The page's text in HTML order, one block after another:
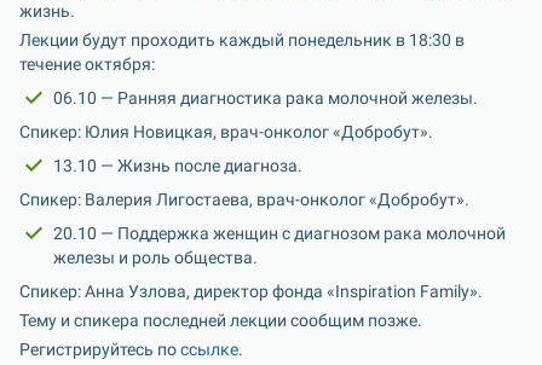
жизнь.
Лекции будут проходить каждый понедельник в 18:30 в
течение октября:
06.10 — Ранняя диагностика рака молочной железы.
Спикер: Юлия Новицкая, врач-онколог «Добробут».
13.10 — Жизнь после диагноза.
Спикер: Валерия Лигостаева, врач-онколог «Добробут».
20.10 — Поддержка женщин с диагнозом рака молочной
железы и роль общества.
Спикер: Анна Узлова, директор фонда «Inspiration Family».
Тему и спикера последней лекции сообщим позже.
Регистрируйтесь по ссылке.